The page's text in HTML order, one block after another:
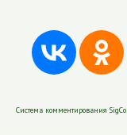
Система комментирования